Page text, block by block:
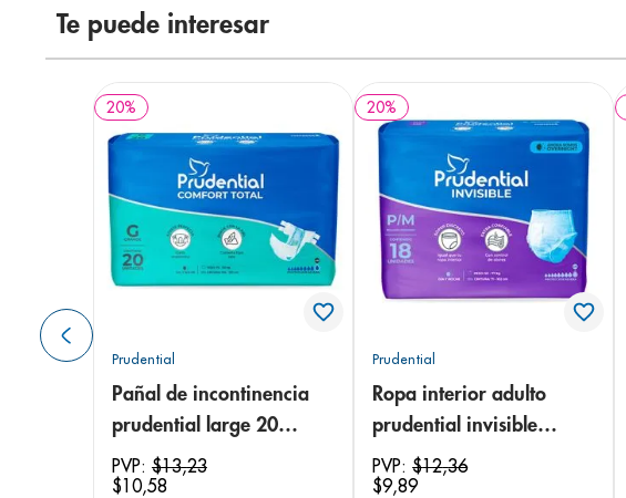
Te puede interesar
20%
Prudential
Pañal de incontinencia
prudential large 20
unidades
PVP: $13,23
$10,58
20%
Prudential
Ropa interior adulto
prudential invisible
small/medium 18
unidades
PVP:$12,36
$9,89